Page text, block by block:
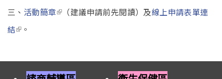
三、 活動簡章(link is external)
（建議申請前先閱讀）及線上申請表單連
結(link is external)
。